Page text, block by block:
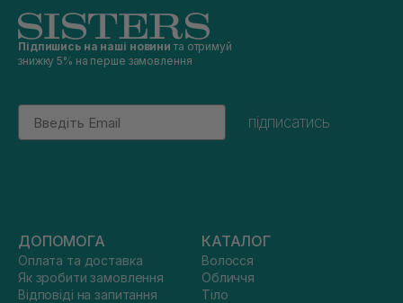
Підпишись на наші новини та отримуй
знижку 5% на перше замовлення
Email
підписатись
ДОПОМОГА
Оплата та доставка
Як зробити замовлення
Відповіді на запитання
КАТАЛОГ
Волосся
Обличчя
Тіло